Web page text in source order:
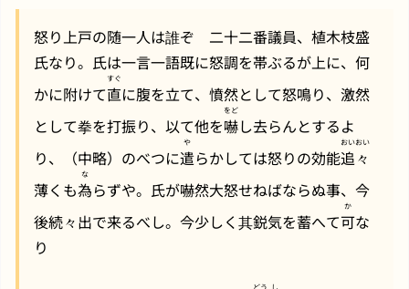
怒り上戸の随一人は誰ぞ 二十二番議員、植木枝盛
氏なり。氏は一言一語既に怒調を帯ぶるが上に、何
かに附けて直
すぐ
に腹を立て、憤然として怒鳴り、激然
として拳を打振り、以て他を嚇
をど
し去らんとするよ
り、（中略）のべつに遣
や
らかしては怒りの効能追々
おいおい
薄くも為
な
らずや。氏が嚇然大怒せねばならぬ事、今
後続々出で来るべし。今少しく其鋭気を蓄へて可
か
な
り
どう し